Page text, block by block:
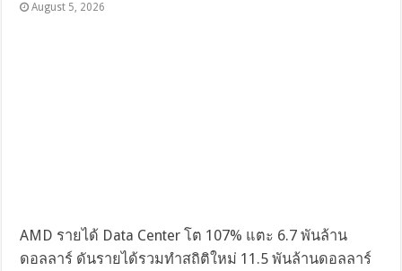
August 5, 2026
AMD รายได้ Data Center โต 107% แตะ 6.7 พันล้าน
ดอลลาร์ ดันรายได้รวมทำสถิติใหม่ 11.5 พันล้านดอลลาร์